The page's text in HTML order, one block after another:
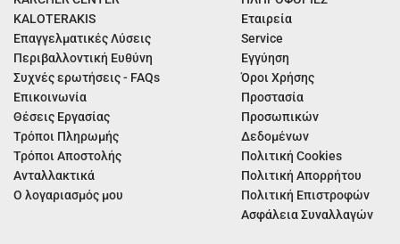
KALOTERAKIS
Επαγγελματικές Λύσεις
Περιβαλλοντική Ευθύνη
Συχνές ερωτήσεις - FAQs
Επικοινωνία
Θέσεις Εργασίας
Τρόποι Πληρωμής
Τρόποι Αποστολής
Ανταλλακτικά
Ο λογαριασμός μου
Εταιρεία
Service
Εγγύηση
Όροι Χρήσης
Προστασία
Προσωπικών
Δεδομένων
Πολιτική Cookies
Πολιτική Απορρήτου
Πολιτική Επιστροφών
Ασφάλεια Συναλλαγών